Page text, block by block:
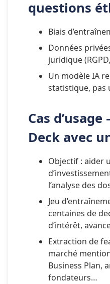
questions
Biais
Données
juridique
Un modèle IA
statistique, pas
Cas
Deck avec
Objectif : aider
l’analyse des
Jeu
centaines de
d’intérêt,
Extraction de
marché
Business Plan,
fondateurs…